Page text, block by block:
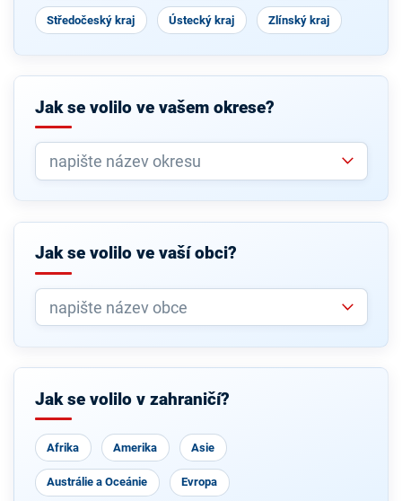
Středočeský kraj Ústecký kraj Zlínský kraj
Jak se volilo ve vašem okrese?
Jak se volilo ve vaší obci?
Jak se volilo v zahraničí?
Afrika Amerika Asie
Austrálie a Oceánie Evropa